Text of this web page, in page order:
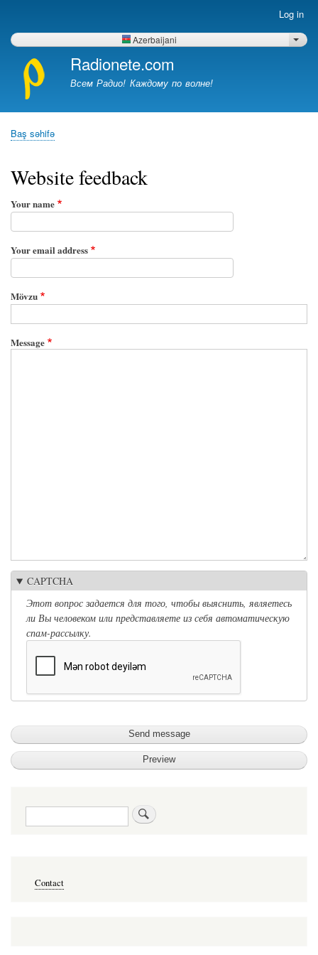
main
учётной
пользователя
Log in
Azerbaijani List
Radionete.com
Всем Радио! Каждому по волне!
Breadcrumb
Baş səhifə
Website feedback
Your name
Your email address
Mövzu
Message
CAPTCHA
Этот вопрос задается для того, чтобы выяснить, являетесь
ли Вы человеком или представляете из себя автоматическую
спам-рассылку.
Search
Contact